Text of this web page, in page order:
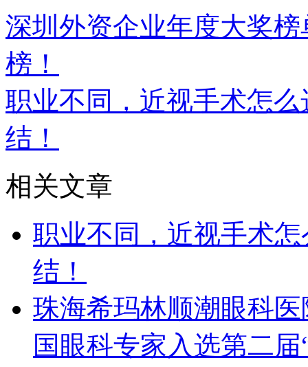
深圳外资企业年度大奖
榜！
职业不同，近视手术怎
结！
相关文章
职业不同，近视手术
结！
珠海希玛林顺潮眼科
国眼科专家入选第二